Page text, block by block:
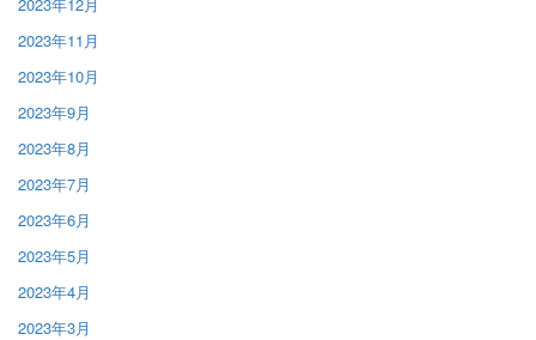
2023年11月
2023年10月
2023年9月
2023年8月
2023年7月
2023年6月
2023年5月
2023年4月
2023年3月